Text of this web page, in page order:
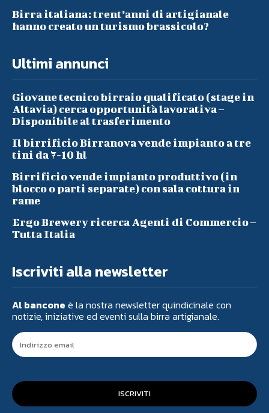
Birra italiana: trent’anni di artigianale
hanno creato un turismo brassicolo?
Ultimi annunci
Giovane tecnico birraio qualificato (stage in
Altavia) cerca opportunità lavorativa –
Disponibile al trasferimento
Il birrificio Birranova vende impianto a tre
tini da 7-10 hl
Birrificio vende impianto produttivo (in
blocco o parti separate) con sala cottura in
rame
Ergo Brewery ricerca Agenti di Commercio –
Tutta Italia
Iscriviti alla newsletter
Al bancone è la nostra newsletter quindicinale con
notizie, iniziative ed eventi sulla birra artigianale.
ISCRIVITI